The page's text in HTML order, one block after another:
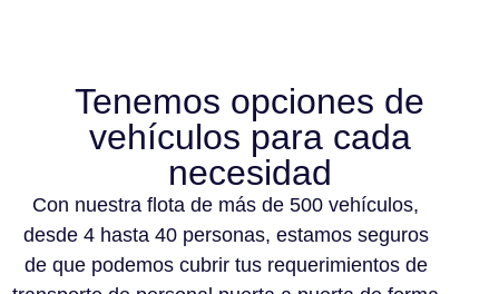
Tenemos opciones de
vehículos para cada
necesidad
Con nuestra flota de más de 500 vehículos,
desde 4 hasta 40 personas, estamos seguros
de que podemos cubrir tus requerimientos de